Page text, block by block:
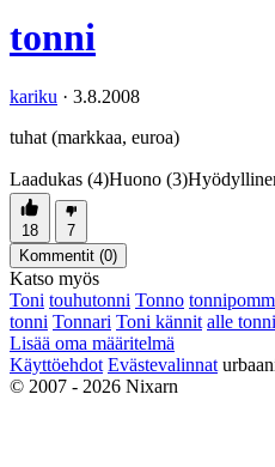
tonni
kariku · 3.8.2008
tuhat (markkaa, euroa)
Laadukas (4)Huono (3)
18
7
Kommentit (0)
Katso myös
Toni touhutonni Tonno
tonni Tonnari Toni kännit alle
Lisää oma määritelmä
Käyttöehdot Evästevalinnat
© 2007 - 2026 Nixarn